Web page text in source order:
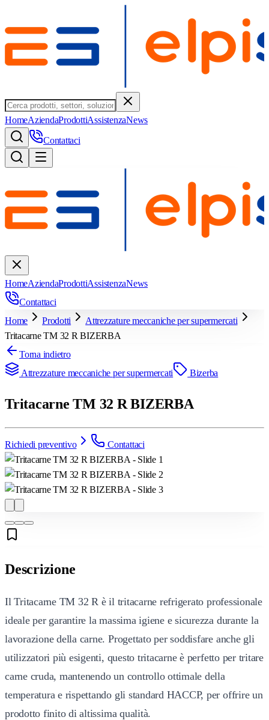
HomeAziendaProdottiAssistenzaNews
Contattaci
HomeAziendaProdottiAssistenzaNews
Contattaci
Home
Prodotti
Attrezzature meccaniche per supermercati
Tritacarne TM 32 R BIZERBA
Torna indietro
Attrezzature meccaniche per supermercati
Bizerba
Tritacarne TM 32 R BIZERBA
Richiedi preventivo Contattaci
Descrizione
Il Tritacarne TM 32 R è il tritacarne refrigerato professionale
ideale per garantire la massima igiene e sicurezza durante la
lavorazione della carne. Progettato per soddisfare anche gli
utilizzatori più esigenti, questo tritacarne è perfetto per tritare
carne cruda, mantenendo un controllo ottimale della
temperatura e rispettando gli standard HACCP, per offrire un
prodotto finito di altissima qualità.